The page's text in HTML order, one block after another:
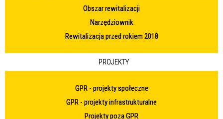
Obszar rewitalizacji
Narzędziownik
Rewitalizacja przed rokiem 2018
PROJEKTY
GPR - projekty społeczne
GPR - projekty infrastrukturalne
Projekty poza GPR